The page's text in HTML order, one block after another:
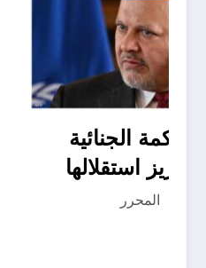
حماية المحكمة
الدولية وتعزيز
مسؤولية الدول
أغسطس 6, 2026